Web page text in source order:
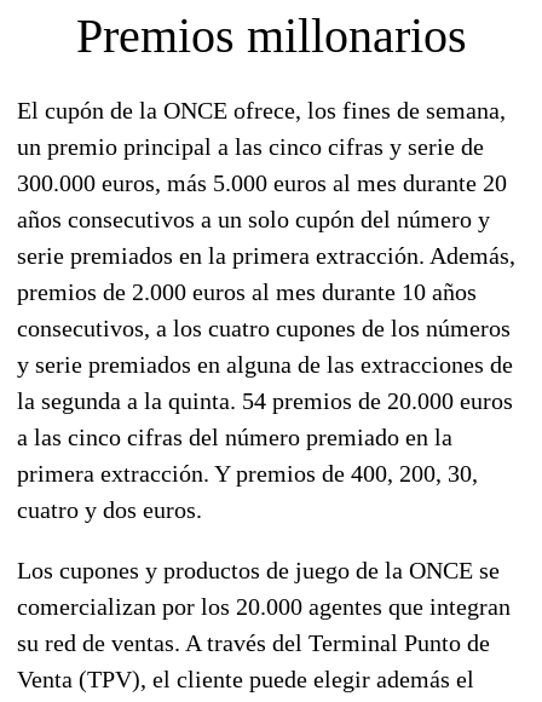
Premios millonarios
El cupón de la ONCE ofrece, los fines de semana,
un premio principal a las cinco cifras y serie de
300.000 euros, más 5.000 euros al mes durante 20
años consecutivos a un solo cupón del número y
serie premiados en la primera extracción. Además,
premios de 2.000 euros al mes durante 10 años
consecutivos, a los cuatro cupones de los números
y serie premiados en alguna de las extracciones de
la segunda a la quinta. 54 premios de 20.000 euros
a las cinco cifras del número premiado en la
primera extracción. Y premios de 400, 200, 30,
cuatro y dos euros.
Los cupones y productos de juego de la ONCE se
comercializan por los 20.000 agentes que integran
su red de ventas. A través del Terminal Punto de
Venta (TPV), el cliente puede elegir además el